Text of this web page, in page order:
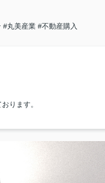
#丸美産業 #不動産購入
ります。